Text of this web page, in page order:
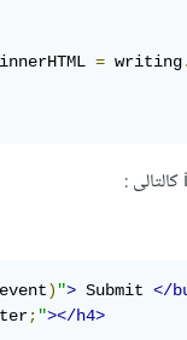
innerHTML = writing.
:
event) "> Submit </
; "></h4>